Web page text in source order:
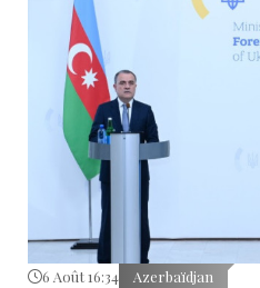
6 Août 16:34 Azerbaïdjan